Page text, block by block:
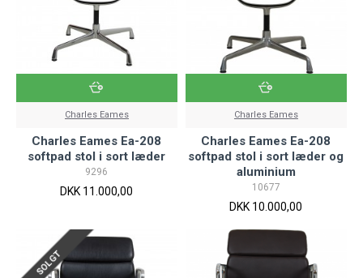
Charles Eames
Charles Eames Ea-208
softpad stol i sort læder
9296
DKK 11.000,00
Charles Eames
Charles Eames Ea-208
softpad stol i sort læder og
aluminium
10677
DKK 10.000,00
SOLGT